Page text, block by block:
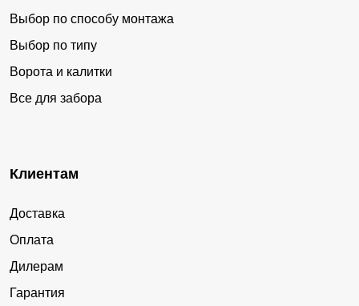
Выбор по способу монтажа
Выбор по типу
Ворота и калитки
Все для забора
Клиентам
Доставка
Оплата
Дилерам
Гарантия